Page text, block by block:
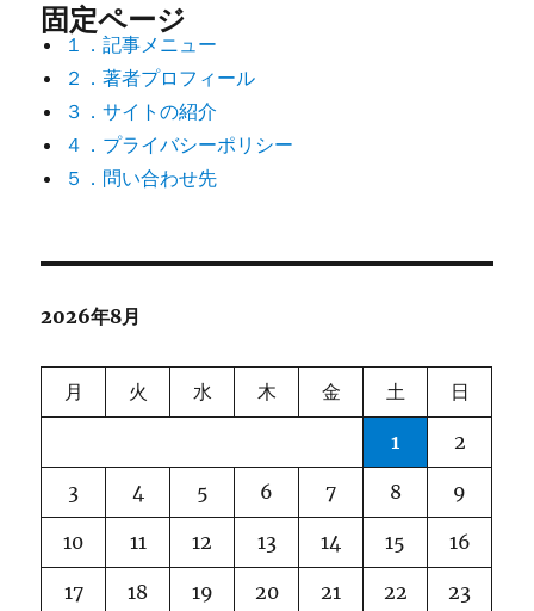
固定ページ
１．記事メニュー
２．著者プロフィール
３．サイトの紹介
４．プライバシーポリシー
５．問い合わせ先
2026年8月
月 火 水 木 金 土 日
1 2
3 4 5 6 7 8 9
10 11 12 13 14 15 16
17 18 19 20 21 22 23